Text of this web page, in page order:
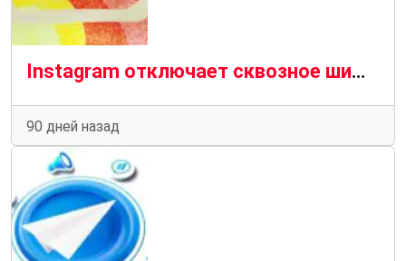
Instagram отключает сквозное шифрование личных сообщений: почему это вызывает тревогу
90 дней назад